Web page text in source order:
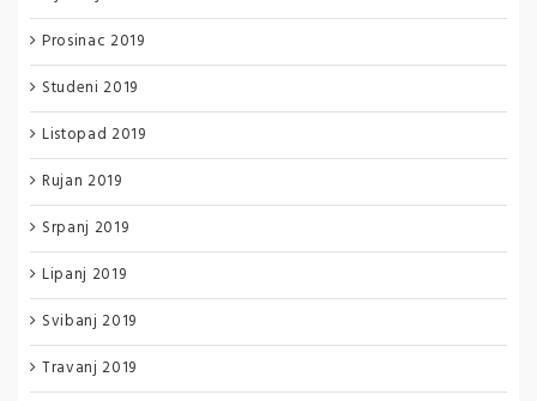
Prosinac 2019
Studeni 2019
Listopad 2019
Rujan 2019
Srpanj 2019
Lipanj 2019
Svibanj 2019
Travanj 2019